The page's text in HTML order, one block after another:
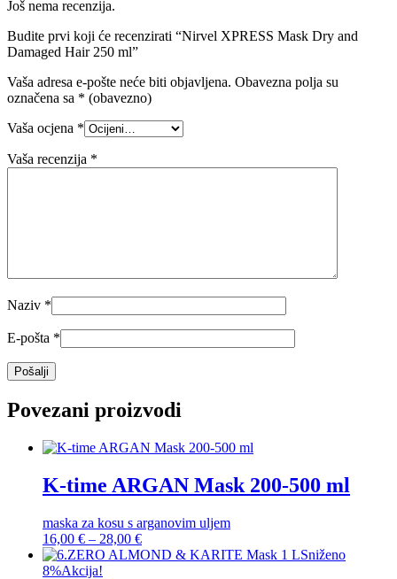
Još nema recenzija.
Budite prvi koji će recenzirati “Nirvel XPRESS Mask Dry and
Damaged Hair 250 ml”
Vaša adresa e-pošte neće biti objavljena. Obavezna polja su
označena sa * (obavezno)
Vaša ocjena *
Vaša recenzija *
Naziv *
E-pošta *
Povezani proizvodi
K-time ARGAN Mask 200-500 ml
maska za kosu s arganovim uljem
16,00 € – 28,00 €Raspon
cijena:
Sniženo
8%Akcija!